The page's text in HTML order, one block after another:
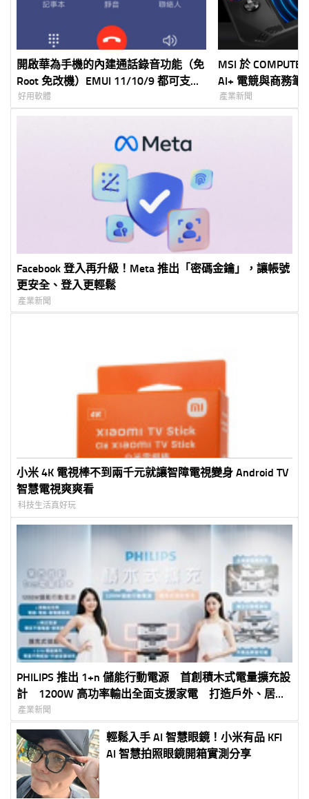
開啟華為手機的內建通話錄音功能（免
Root 免改機）EMUI 11/10/9 都可支
援！P30/20/P10/Mate10 測試也可用
好用軟體
MSI 於
AI+ 電競與商務筆
器與 NVIDIA®
產業新聞
Facebook 登入再升級！Meta 推出「密碼金鑰」，讓帳號
更安全、登入更輕鬆
產業新聞
小米 4K 電視棒不到兩千元就讓智障電視變身 Android TV
智慧電視爽爽看
科技生活真好玩
PHILIPS 推出 1+n 儲能行動電源 首創積木式電量擴充設
計 1200W 高功率輸出全面支援家電 打造戶外、居家
與數位游牧全方位用電方案
產業新聞
輕鬆入手 AI 智慧眼鏡！小米有品 KFI
AI 智慧拍照眼鏡開箱實測分享